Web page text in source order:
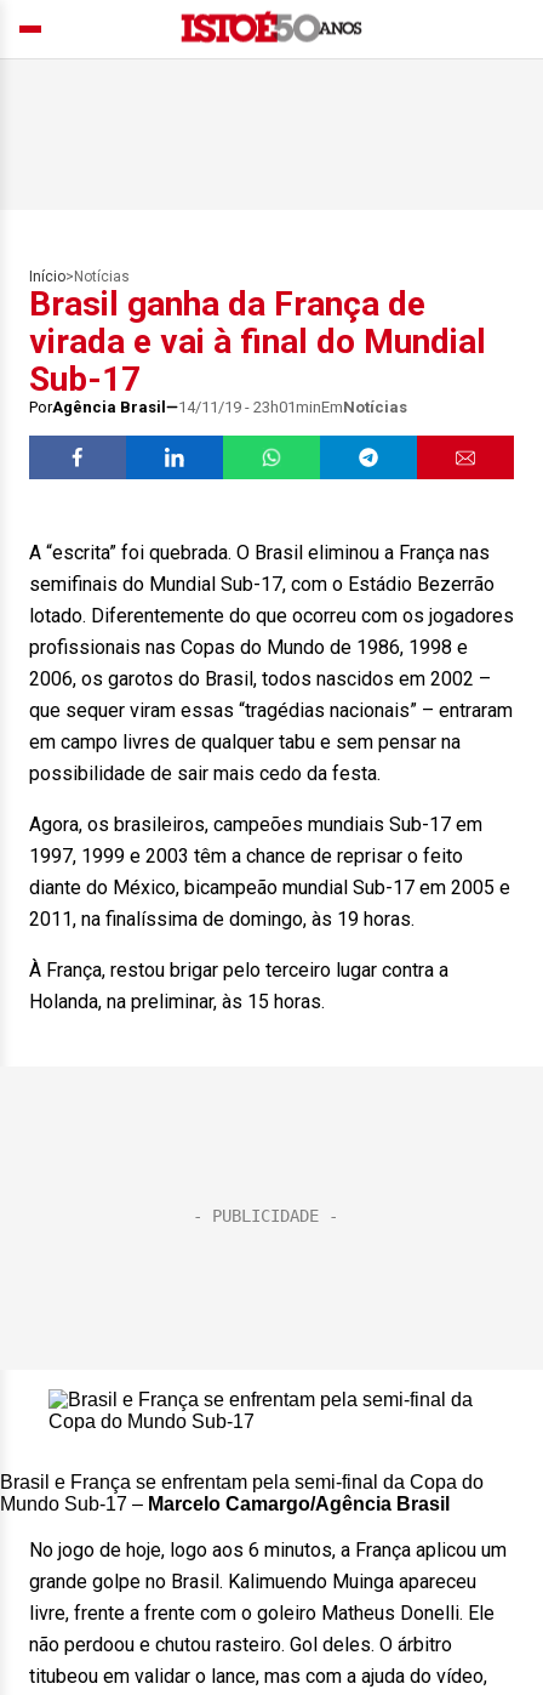
Início> Notícias
Brasil ganha da França de
virada e vai à final do Mundial
Sub-17
PorAgência Brasil 14/11/19 - 23h01minEmNotícias
A “escrita” foi quebrada. O Brasil eliminou a França nas
semifinais do Mundial Sub-17, com o Estádio Bezerrão
lotado. Diferentemente do que ocorreu com os jogadores
profissionais nas Copas do Mundo de 1986, 1998 e
2006, os garotos do Brasil, todos nascidos em 2002 –
que sequer viram essas “tragédias nacionais” – entraram
em campo livres de qualquer tabu e sem pensar na
possibilidade de sair mais cedo da festa.
Agora, os brasileiros, campeões mundiais Sub-17 em
1997, 1999 e 2003 têm a chance de reprisar o feito
diante do México, bicampeão mundial Sub-17 em 2005 e
2011, na finalíssima de domingo, às 19 horas.
À França, restou brigar pelo terceiro lugar contra a
Holanda, na preliminar, às 15 horas.
Brasil e França se enfrentam pela semi-final da Copa do
Mundo Sub-17 – Marcelo Camargo/Agência Brasil
No jogo de hoje, logo aos 6 minutos, a França aplicou um
grande golpe no Brasil. Kalimuendo Muinga apareceu
livre, frente a frente com o goleiro Matheus Donelli. Ele
não perdoou e chutou rasteiro. Gol deles. O árbitro
titubeou em validar o lance, mas com a ajuda do vídeo,